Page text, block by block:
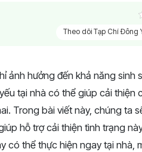
Theo dõi Tạp Chí Đông
ảnh hưởng đến khả năng sinh
tại nhà có thể giúp cải thiện
Trong bài viết này, chúng ta
hỗ trợ cải thiện tình trạng
thể thực hiện ngay tại nhà,